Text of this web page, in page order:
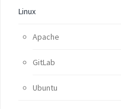
Linux
Apache
GitLab
Ubuntu